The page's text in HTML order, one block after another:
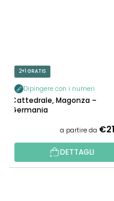
2+1 GRATIS
Dipingere con i numeri
Cattedrale, Magonza –
Germania
a partire da
DETTAGLI